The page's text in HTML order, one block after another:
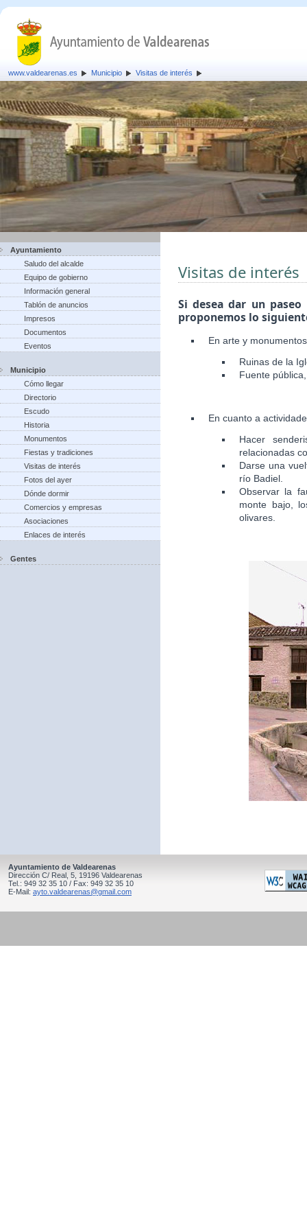
www.valdearenas.es Municipio Visitas de interés
Ayuntamiento
Saludo del alcalde
Equipo de gobierno
Información general
Tablón de anuncios
Impresos
Documentos
Eventos
Municipio
Cómo llegar
Directorio
Escudo
Historia
Monumentos
Fiestas y tradiciones
Visitas de interés
Fotos del ayer
Dónde dormir
Comercios y empresas
Asociaciones
Enlaces de interés
Gentes
Visitas de interés
Si desea dar un
proponemos lo
En arte y
Ruinas de la
Fuente
En cuanto a
Hacer
relacionadas
Darse una
río Badiel.
Observar la
monte bajo,
olivares.
Ayuntamiento de Valdearenas
Dirección C/ Real, 5, 19196 Valdearenas
Tel.: 949 32 35 10 / Fax: 949 32 35 10
E-Mail: ayto.valdearenas@gmail.com